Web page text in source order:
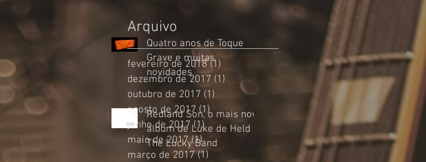
Quatro anos de Toque
Grave e muitas
novidades
Redland Son, o mais novo
álbum de Luke de Held &
The Lucky Band
Arquivo
fevereiro de 2018 (1)
dezembro de 2017 (1) 1 post
outubro de 2017 (1)
agosto de 2017 (1)1 post
junho de 2017 (1)1 post
maio de 2017 (1)1 post
março de 2017 (1)